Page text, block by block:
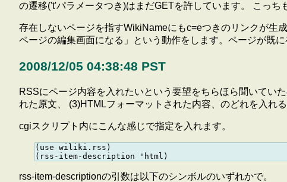
の遷移('t'パラメータつき)はまだGETを許しています。 こっち
存在しないページを指すWikiNameにもc=eつきのリンクが生
ページの編集画面になる」という動作をします。ページが既
2008/12/05 04:38:48 PST
RSSにページ内容を入れたいという要望をちらほら聞いてい
れた原文、 (3)HTMLフォーマットされた内容、のどれを入れ
cgiスクリプト内にこんな感じで指定を入れます。
(use wiliki.rss)
rss-item-descriptionの引数は以下のシンボルのいずれかで。